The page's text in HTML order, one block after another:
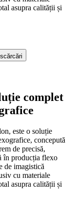
asupra calității și
complet
este o soluție
concepută
de precisă,
în producția flexo
de imagistică
cu materiale
asupra calității și